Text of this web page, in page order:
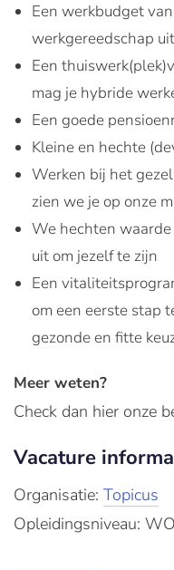
Een werkbudget
werkgereedschap
Een
mag je hybride
Een goede
Kleine en hechte
Werken bij het
zien we je op onze
We hechten
uit om jezelf te zijn
Een
om een eerste stap
gezonde en fitte
Meer weten?
Check dan hier onze
Vacature
Organisatie: Topicus
Opleidingsniveau: WO